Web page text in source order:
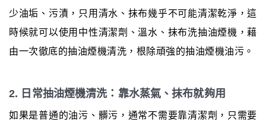
少油垢、污漬，只用清水、抹布幾乎不可能清潔乾淨，這
時候就可以使用中性清潔劑、溫水、抹布洗抽油煙機，藉
由一次徹底的抽油煙機清洗，根除頑強的抽油煙機油污。
2. 日常抽油煙機清洗：靠水蒸氣、抹布就夠用
如果是普通的油污、髒污，通常不需要靠清潔劑，只需要